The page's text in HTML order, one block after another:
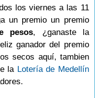
los viernes a las 11
un premio un premio
pesos, ¿ganaste la
ganador del premio
secos aquí, tambien
la Lotería de Medellín